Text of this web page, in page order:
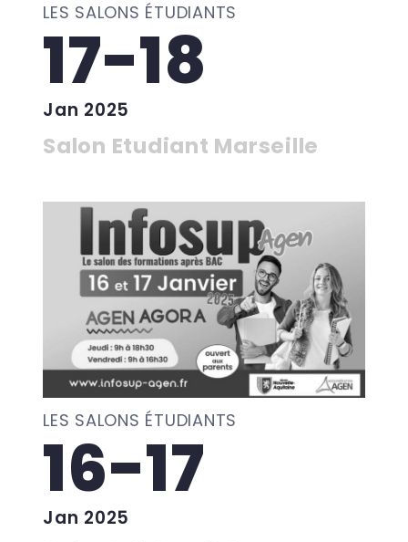
LES SALONS ÉTUDIANTS
17-18
Jan 2025
Salon Etudiant Marseille
LES SALONS ÉTUDIANTS
16-17
Jan 2025